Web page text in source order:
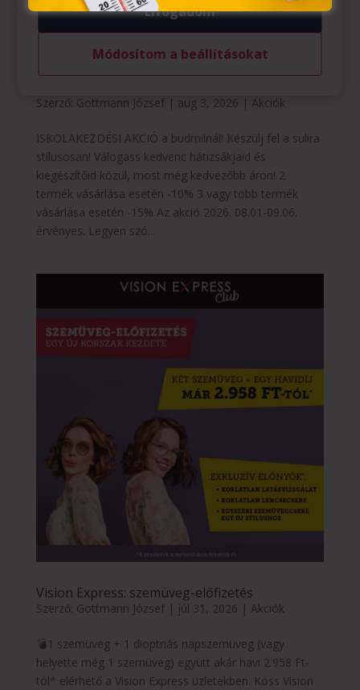
Szerző: Gottmann József| aug 3, 2026 | Akciók
ISKOLAKEZDÉSI AKCIÓ a budmilnál! Készülj fel a sulira
stílusosan! Válogass kedvenc hátizsákjaid és
kiegészítőid közül, most még kedvezőbb áron! 2
termék vásárlása esetén -10% 3 vagy több termék
vásárlása esetén -15% Az akció 2026. 08.01-09.06.
érvényes. Legyen szó...
Vision Express: szemüveg-előfizetés
Szerző: Gottmann József| júl 31, 2026 | Akciók
💣1 szemüveg + 1 dioptriás napszemüveg (vagy
helyette még 1 szemüveg) együtt akár havi 2.958 Ft-
tól* elérhető a Vision Express üzletekben. Köss Vision
Elfogadom
Módosítom a beállításokat